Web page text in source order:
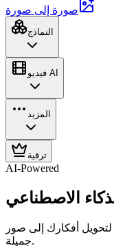
صورة إلى صورة
النماذج
فيديو AI
المزيد
ترقية
AI-Powered
الاصطناعي
لتحويل أفكارك إلى صور
جميلة.